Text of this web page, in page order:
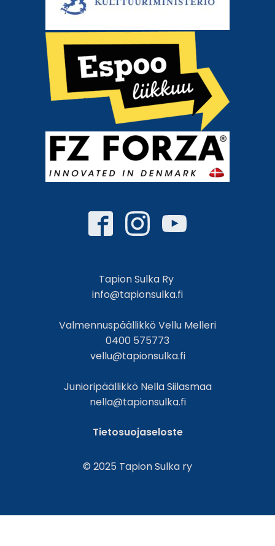
Tapion Sulka Ry
info@tapionsulka.fi
Valmennuspäällikkö Vellu Melleri
0400 575773
vellu@tapionsulka.fi
Junioripäällikkö Nella Siilasmaa
nella@tapionsulka.fi
Tietosuojaseloste
© 2025 Tapion Sulka ry